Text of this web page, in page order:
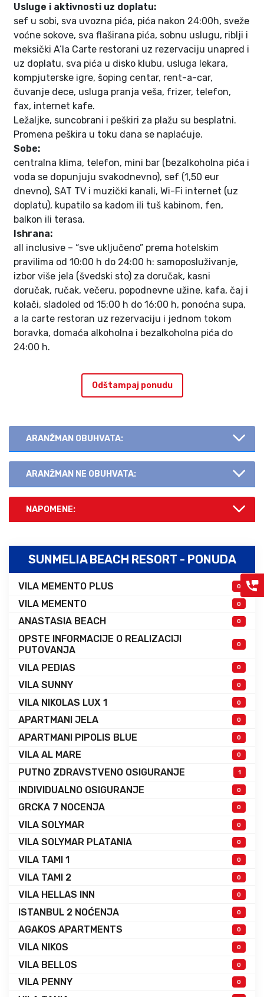
Usluge i aktivnosti uz doplatu:
sef u sobi, sva uvozna pića, pića nakon 24:00h, sveže
voćne sokove, sva flaširana pića, sobnu uslugu, riblji i
meksički A’la Carte restorani uz rezervaciju unapred i
uz doplatu, sva pića u disko klubu, usluga lekara,
kompjuterske igre, šoping centar, rent-a-car,
čuvanje dece, usluga pranja veša, frizer, telefon,
fax, internet kafe.
Ležaljke, suncobrani i peškiri za plažu su besplatni.
Promena peškira u toku dana se naplaćuje.
Sobe:
centralna klima, telefon, mini bar (bezalkoholna pića i
voda se dopunjuju svakodnevno), sef (1,50 eur
dnevno), SAT TV i muzički kanali, Wi-Fi internet (uz
doplatu), kupatilo sa kadom ili tuš kabinom, fen,
balkon ili terasa.
Ishrana:
all inclusive – “sve uključeno” prema hotelskim
pravilima od 10:00 h do 24:00 h: samoposluživanje,
izbor više jela (švedski sto) za doručak, kasni
doručak, ručak, večeru, popodnevne užine, kafa, čaj i
kolači, sladoled od 15:00 h do 16:00 h, ponoćna supa,
a la carte restoran uz rezervaciju i jednom tokom
boravka, domaća alkoholna i bezalkoholna pića do
24:00 h.
Odštampaj ponudu
ARANŽMAN OBUHVATA:
ARANŽMAN NE OBUHVATA:
NAPOMENE:
SUNMELIA BEACH RESORT - PONUDA
VILA MEMENTO PLUS 0
VILA MEMENTO 0
ANASTASIA BEACH 0
OPSTE INFORMACIJE O REALIZACIJI
PUTOVANJA
0
VILA PEDIAS 0
VILA SUNNY 0
VILA NIKOLAS LUX 1 0
APARTMANI JELA 0
APARTMANI PIPOLIS BLUE 0
VILA AL MARE 0
PUTNO ZDRAVSTVENO OSIGURANJE 1
INDIVIDUALNO OSIGURANJE 0
GRCKA 7 NOCENJA 0
VILA SOLYMAR 0
VILA SOLYMAR PLATANIA 0
VILA TAMI 1 0
VILA TAMI 2 0
VILA HELLAS INN 0
ISTANBUL 2 NOĆENJA 0
AGAKOS APARTMENTS 0
VILA NIKOS 0
VILA BELLOS 0
VILA PENNY 0